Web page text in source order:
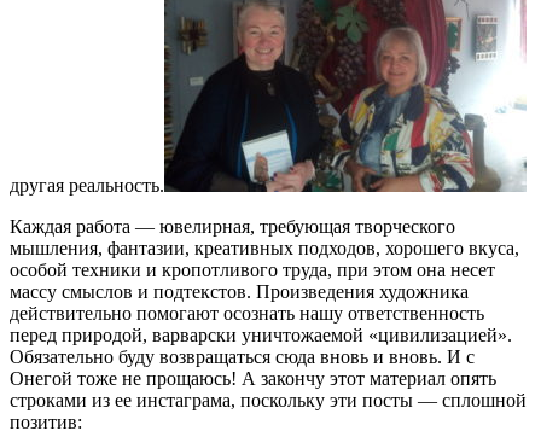
другая реальность.
Каждая работа — ювелирная, требующая творческого
мышления, фантазии, креативных подходов, хорошего вкуса,
особой техники и кропотливого труда, при этом она несет
массу смыслов и подтекстов. Произведения художника
действительно помогают осознать нашу ответственность
перед природой, варварски уничтожаемой «цивилизацией».
Обязательно буду возвращаться сюда вновь и вновь. И с
Онегой тоже не прощаюсь! А закончу этот материал опять
строками из ее инстаграма, поскольку эти посты — сплошной
позитив: